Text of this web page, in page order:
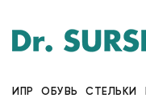
ИПР ОБУВЬ СТЕЛЬКИ